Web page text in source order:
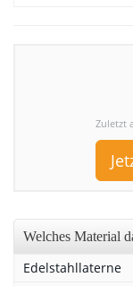
Zuletzt
Welches Material
Edelstahllaterne